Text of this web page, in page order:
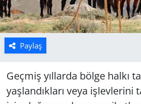
Paylaş
Geçmiş yıllarda bölge halkı
yaşlandıkları veya işlevlerini